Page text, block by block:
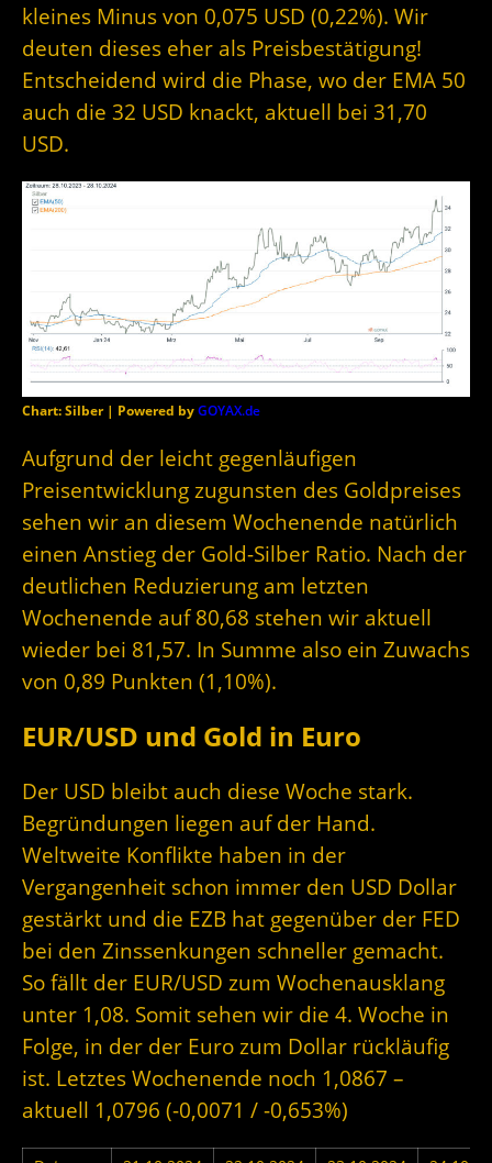
kleines Minus von 0,075 USD (0,22%). Wir
deuten dieses eher als Preisbestätigung!
Entscheidend wird die Phase, wo der EMA 50
auch die 32 USD knackt, aktuell bei 31,70
USD.
Chart: Silber | Powered byGOYAX.de
Aufgrund der leicht gegenläufigen
Preisentwicklung zugunsten des Goldpreises
sehen wir an diesem Wochenende natürlich
einen Anstieg der Gold-Silber Ratio. Nach der
deutlichen Reduzierung am letzten
Wochenende auf 80,68 stehen wir aktuell
wieder bei 81,57. In Summe also ein Zuwachs
von 0,89 Punkten (1,10%).
EUR/USD und Gold in Euro
Der USD bleibt auch diese Woche stark.
Begründungen liegen auf der Hand.
Weltweite Konflikte haben in der
Vergangenheit schon immer den USD Dollar
gestärkt und die EZB hat gegenüber der FED
bei den Zinssenkungen schneller gemacht.
So fällt der EUR/USD zum Wochenausklang
unter 1,08. Somit sehen wir die 4. Woche in
Folge, in der der Euro zum Dollar rückläufig
ist. Letztes Wochenende noch 1,0867 –
aktuell 1,0796 (-0,0071 / -0,653%)